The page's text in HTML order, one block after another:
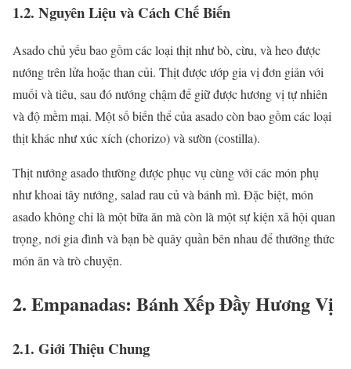
1.2. Nguyên Liệu và Cách Chế Biến
Asado chủ yếu bao gồm các loại thịt như bò, cừu, và heo được
nướng trên lửa hoặc than củi. Thịt được ướp gia vị đơn giản với
muối và tiêu, sau đó nướng chậm để giữ được hương vị tự nhiên
và độ mềm mại. Một số biến thể của asado còn bao gồm các loại
thịt khác như xúc xích (chorizo) và sườn (costilla).
Thịt nướng asado thường được phục vụ cùng với các món phụ
như khoai tây nướng, salad rau củ và bánh mì. Đặc biệt, món
asado không chỉ là một bữa ăn mà còn là một sự kiện xã hội quan
trọng, nơi gia đình và bạn bè quây quần bên nhau để thưởng thức
món ăn và trò chuyện.
2. Empanadas: Bánh Xếp Đầy Hương Vị
2.1. Giới Thiệu Chung